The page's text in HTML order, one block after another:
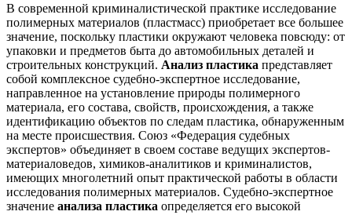
В современной криминалистической практике исследование
полимерных материалов (пластмасс) приобретает все большее
значение, поскольку пластики окружают человека повсюду: от
упаковки и предметов быта до автомобильных деталей и
строительных конструкций. Анализ пластика представляет
собой комплексное судебно-экспертное исследование,
направленное на установление природы полимерного
материала, его состава, свойств, происхождения, а также
идентификацию объектов по следам пластика, обнаруженным
на месте происшествия. Союз «Федерация судебных
экспертов» объединяет в своем составе ведущих экспертов-
материаловедов, химиков-аналитиков и криминалистов,
имеющих многолетний опыт практической работы в области
исследования полимерных материалов. Судебно-экспертное
значение анализа пластика определяется его высокой